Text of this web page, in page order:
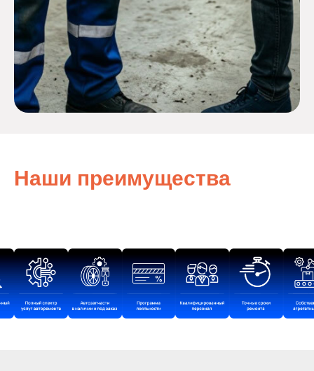
Наши преимущества